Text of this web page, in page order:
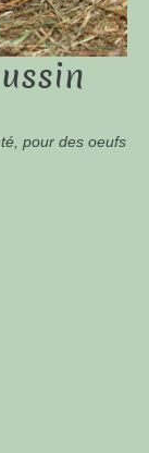
pour des oeufs